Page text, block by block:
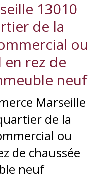
13010
de la
ou
rez de
neuf
Marseille
de la
ou
de chaussée
neuf